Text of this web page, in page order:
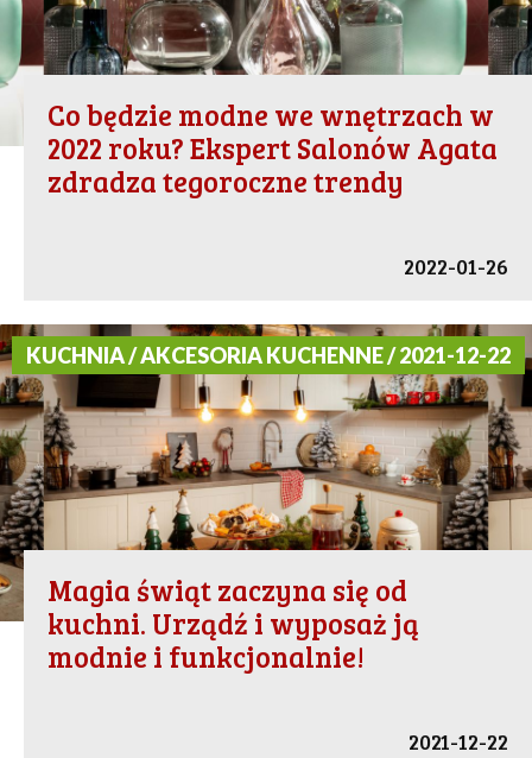
Co będzie modne we wnętrzach w
2022 roku? Ekspert Salonów Agata
zdradza tegoroczne trendy
2022-01-26
KUCHNIA / AKCESORIA KUCHENNE / 2021-12-22
Magia świąt zaczyna się od
kuchni. Urządź i wyposaż ją
modnie i funkcjonalnie!
2021-12-22